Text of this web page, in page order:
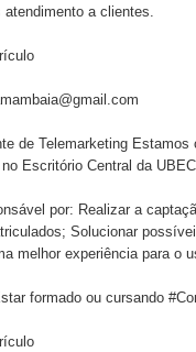
atendimento a clientes.
de Telemarketing Estamos
Escritório Central da
por: Realizar a
Solucionar
melhor experiência para o
formado ou cursando